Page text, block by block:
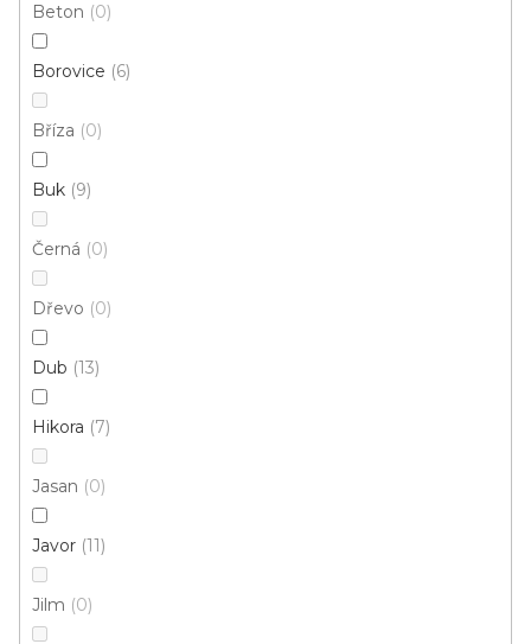
Beton 0
Borovice 6
Bříza 0
Buk 9
Černá 0
Dřevo 0
Dub 13
Hikora 7
Jasan 0
Javor 11
Jilm 0
E 64 PŘECHODOVÉ LIŠTY PVC - UNIVERZÁLNÍ, šíře
40 mm
od
Afrezie